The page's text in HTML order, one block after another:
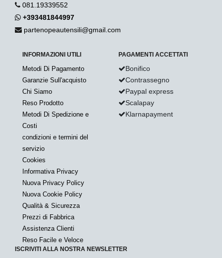
081.19339552
+393481844997
partenopeautensili@gmail.com
INFORMAZIONI UTILI
Metodi Di Pagamento
Garanzie Sull'acquisto
Chi Siamo
Reso Prodotto
Metodi Di Spedizione e
Costi
condizioni e termini del
servizio
Cookies
Informativa Privacy
Nuova Privacy Policy
Nuova Cookie Policy
Qualità & Sicurezza
Prezzi di Fabbrica
Assistenza Clienti
Reso Facile e Veloce
PAGAMENTI ACCETTATI
Bonifico
Contrassegno
Paypal express
Scalapay
Klarnapayment
ISCRIVITI ALLA NOSTRA NEWSLETTER